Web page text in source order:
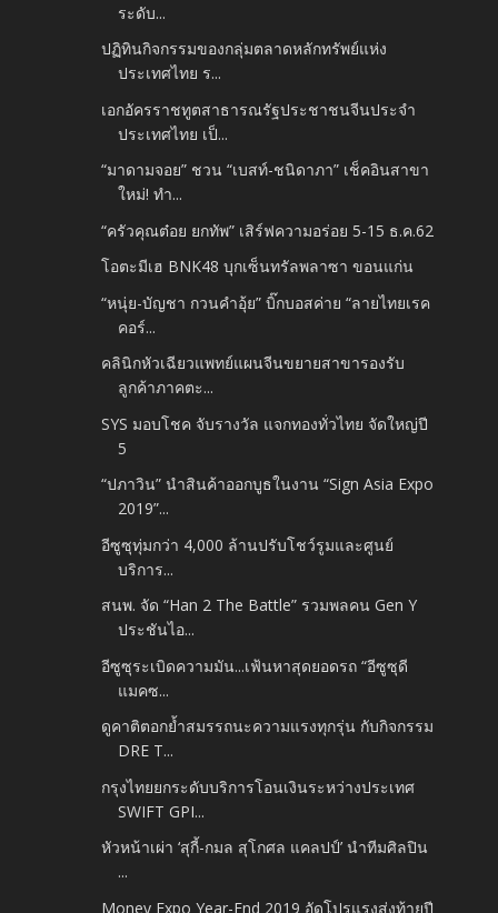
ระดับ...
ปฏิทินกิจกรรมของกลุ่มตลาดหลักทรัพย์แห่ง
ประเทศไทย ร...
เอกอัครราชทูตสาธารณรัฐประชาชนจีนประจำ
ประเทศไทย เป็...
“มาดามจอย” ชวน “เบสท์-ชนิดาภา” เช็คอินสาขา
ใหม่! ทำ...
“ครัวคุณต๋อย ยกทัพ” เสิร์ฟความอร่อย 5-15 ธ.ค.62
โอตะมีเฮ BNK48 บุกเซ็นทรัลพลาซา ขอนแก่น
“หนุ่ย-บัญชา กวนคำอุ้ย” บิ๊กบอสค่าย “ลายไทยเรค
คอร์...
คลินิกหัวเฉียวแพทย์แผนจีนขยายสาขารองรับ
ลูกค้าภาคตะ...
SYS มอบโชค จับรางวัล แจกทองทั่วไทย จัดใหญ่ปี
5
“ปภาวิน” นำสินค้าออกบูธในงาน “Sign Asia Expo
2019”...
อีซูซุทุ่มกว่า 4,000 ล้านปรับโชว์รูมและศูนย์
บริการ...
สนพ. จัด “Han 2 The Battle” รวมพลคน Gen Y
ประชันไอ...
อีซูซุระเบิดความมัน...เฟ้นหาสุดยอดรถ “อีซูซุดี
แมคซ...
ดูคาติตอกย้ำสมรรถนะความแรงทุกรุ่น กับกิจกรรม
DRE T...
กรุงไทยยกระดับบริการโอนเงินระหว่างประเทศ
SWIFT GPI...
หัวหน้าเผ่า ‘สุกี้-กมล สุโกศล แคลปป์’ นำทีมศิลปิน
...
Money Expo Year-End 2019 อัดโปรแรงส่งท้ายปี